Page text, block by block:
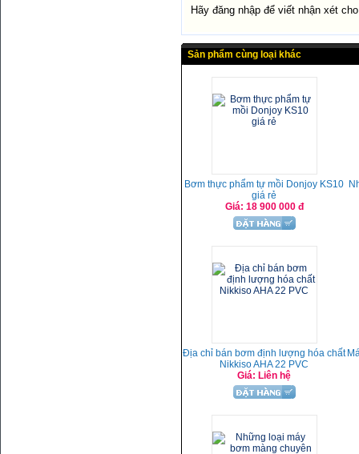
Hãy đăng nhập để viết nhận xét
Sản phẩm cùng loại khác
Bơm thực phẩm tự mồi Donjoy KS10
giá rẻ
Giá: 18 900 000 đ
Địa chỉ bán bơm định lượng hóa chất
Nikkiso AHA 22 PVC
Giá: Liên hệ